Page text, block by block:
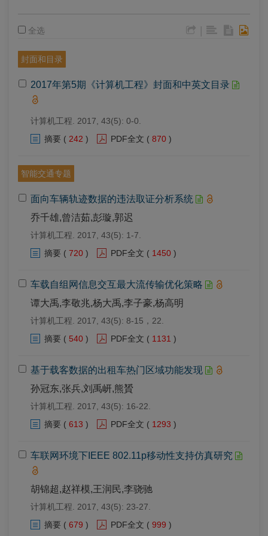
全选
封面和目录
2017年第5期《计算机工程》封面和中英文目录
计算机工程. 2017, 43(5): 0-0.
摘要 ( 242 ) PDF全文 ( 870 )
智能交通专题
面向车辆轨迹数据的违法取证分析系统
乔千雄,曾洁茹,彭璇,郭迟
计算机工程. 2017, 43(5): 1-7.
摘要 ( 720 ) PDF全文 ( 1450 )
车载自组网信息交互最大流传输优化策略
谭大禹,李敬兆,杨大禹,李子豪,杨高明
计算机工程. 2017, 43(5): 8-15，22.
摘要 ( 540 ) PDF全文 ( 1131 )
基于载客数据的出租车热门区域功能发现
孙冠东,张兵,刘禹岍,熊贇
计算机工程. 2017, 43(5): 16-22.
摘要 ( 613 ) PDF全文 ( 1293 )
车联网环境下IEEE 802.11p移动性支持仿真研究
胡锦超,赵祥模,王润民,李骁驰
计算机工程. 2017, 43(5): 23-27.
摘要 ( 679 ) PDF全文 ( 999 )